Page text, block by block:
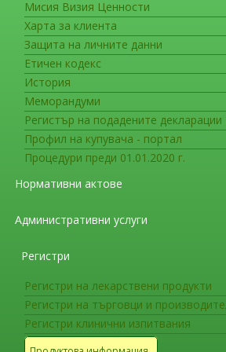
Мисия Визия Ценности
Харта за клиента
Защита на личните данни
Етичен кодекс
История
Меморандуми
Регистър на подадените декларации
Профил на купувача - портал
Процедури преди 01.01.2020 г.
Нормативни актове
Административни услуги
Регистри
Регистри на лекарствени продукти
Регистри на търговци и
Регистри клинични изпитвания
Нови лекарствени
Elahere
пациенти с фолатен
епитела на яйчниците,
три предходни режима
Рак на епитела на
клетки и изискват
Фолатен рецептор-
серозен и
асоциира с ДНК синтез,